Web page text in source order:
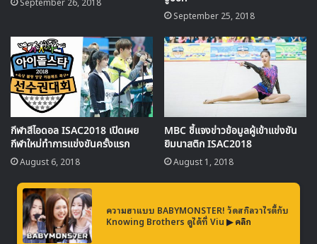
Joo Haknyeon – The BOYZ